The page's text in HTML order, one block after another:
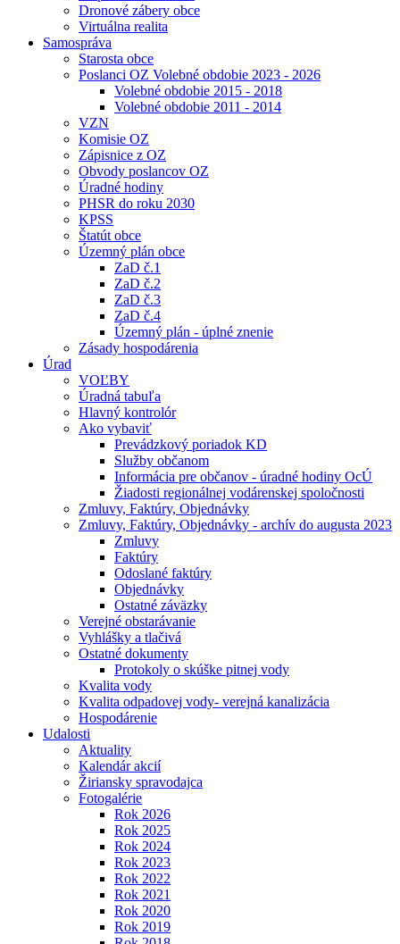
Dronové zábery obce
Virtuálna realita
Samospráva
Starosta obce
Poslanci OZ Volebné obdobie 2023 - 2026
Volebné obdobie 2015 - 2018
Volebné obdobie 2011 - 2014
VZN
Komisie OZ
Zápisnice z OZ
Obvody poslancov OZ
Úradné hodiny
PHSR do roku 2030
KPSS
Štatút obce
Územný plán obce
ZaD č.1
ZaD č.2
ZaD č.3
ZaD č.4
Územný plán - úplné znenie
Zásady hospodárenia
Úrad
VOĽBY
Úradná tabuľa
Hlavný kontrolór
Ako vybaviť
Prevádzkový poriadok KD
Služby občanom
Informácia pre občanov - úradné hodiny OcÚ
Žiadosti regionálnej vodárenskej spoločnosti
Zmluvy, Faktúry, Objednávky
Zmluvy, Faktúry, Objednávky - archív do augusta 2023
Zmluvy
Faktúry
Odoslané faktúry
Objednávky
Ostatné záväzky
Verejné obstarávanie
Vyhlášky a tlačivá
Ostatné dokumenty
Protokoly o skúške pitnej vody
Kvalita vody
Kvalita odpadovej vody- verejná kanalizácia
Hospodárenie
Udalosti
Aktuality
Kalendár akcií
Žiriansky spravodajca
Fotogalérie
Rok 2026
Rok 2025
Rok 2024
Rok 2023
Rok 2022
Rok 2021
Rok 2020
Rok 2019